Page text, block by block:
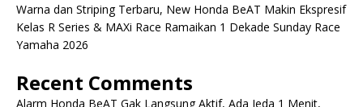
Warna dan Striping Terbaru, New Honda BeAT Makin Ekspresif
Kelas R Series & MAXi Race Ramaikan 1 Dekade Sunday Race
Yamaha 2026
Recent Comments
Alarm Honda BeAT Gak Langsung Aktif, Ada Jeda 1 Menit,